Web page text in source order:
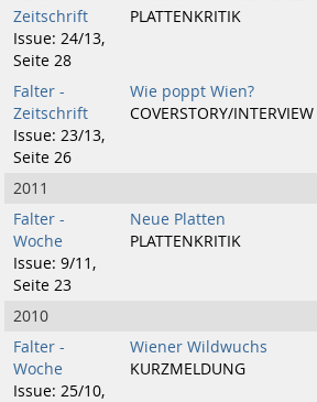
Zeitschrift
Issue: 24/13,
Seite 28
PLATTENKRITIK
Falter -
Zeitschrift
Issue: 23/13,
Seite 26
Wie poppt Wien?
COVERSTORY/INTERVIEW
2011
Falter -
Woche
Issue: 9/11,
Seite 23
Neue Platten
PLATTENKRITIK
2010
Falter -
Woche
Issue: 25/10,
Wiener Wildwuchs
KURZMELDUNG